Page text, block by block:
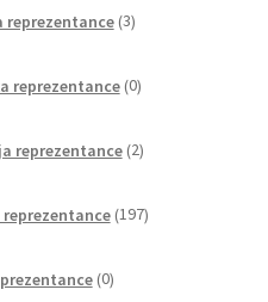
reprezentance 3izdelki
reprezentance 0izdelkov
reprezentance 2izdelka
197izdelkov
0izdelkov